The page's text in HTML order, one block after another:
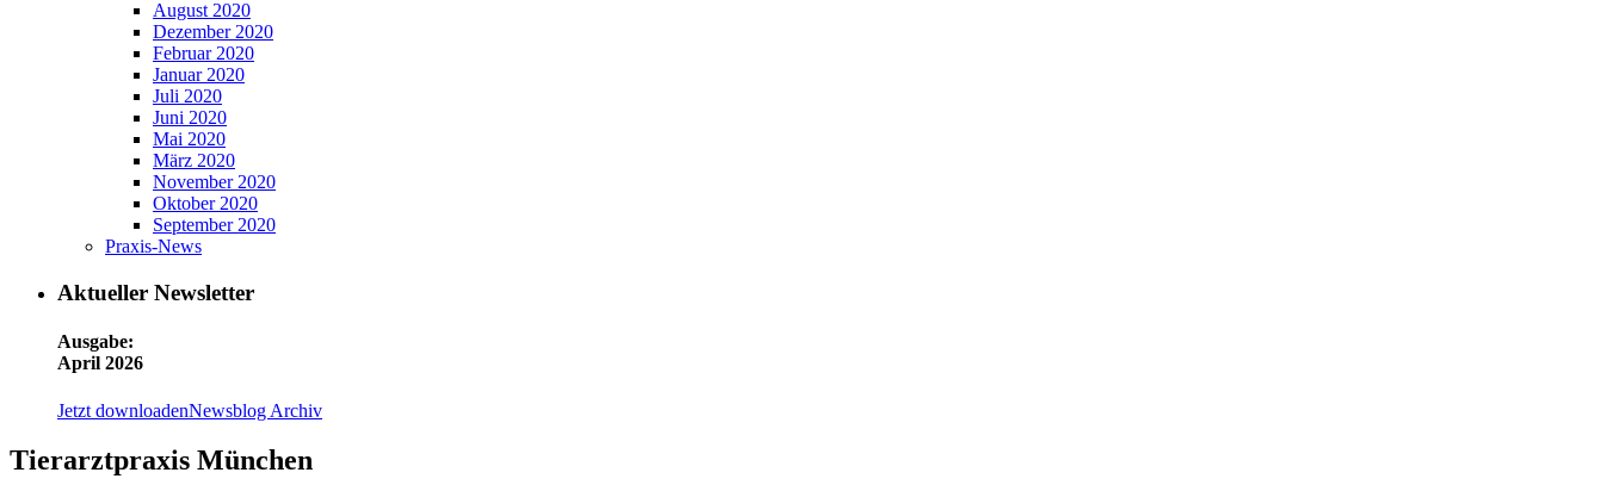
August 2020
Dezember 2020
Februar 2020
Januar 2020
Juli 2020
Juni 2020
Mai 2020
März 2020
November 2020
Oktober 2020
September 2020
Praxis-News
Aktueller Newsletter
Ausgabe:
April 2026
Jetzt downloadenNewsblog Archiv
Tierarztpraxis München